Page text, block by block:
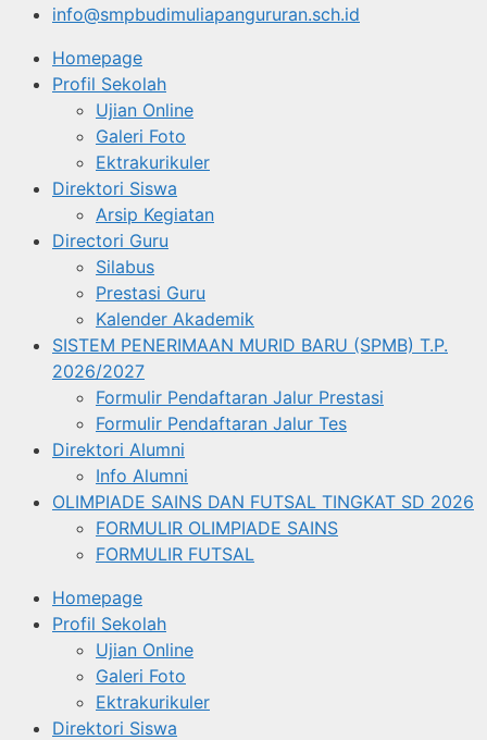
info@smpbudimuliapangururan.sch.id
Homepage
Profil Sekolah
Ujian Online
Galeri Foto
Ektrakurikuler
Direktori Siswa
Arsip Kegiatan
Directori Guru
Silabus
Prestasi Guru
Kalender Akademik
SISTEM PENERIMAAN MURID BARU (SPMB) T.P.
2026/2027
Formulir Pendaftaran Jalur Prestasi
Formulir Pendaftaran Jalur Tes
Direktori Alumni
Info Alumni
OLIMPIADE SAINS DAN FUTSAL TINGKAT SD 2026
FORMULIR OLIMPIADE SAINS
FORMULIR FUTSAL
Homepage
Profil Sekolah
Ujian Online
Galeri Foto
Ektrakurikuler
Direktori Siswa